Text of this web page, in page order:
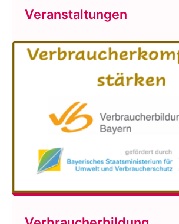
Veranstaltungen